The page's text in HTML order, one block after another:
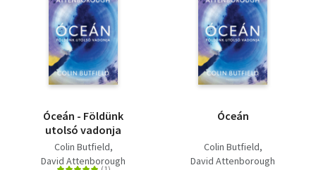
Természettudomány
Történelem
Óceán - Földünk
utolsó vadonja
Colin Butfield
David Attenborough
Óceán
Colin Butfield
David Attenborough